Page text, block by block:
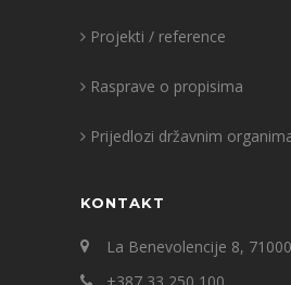
Projekti / reference
Rasprave o propisima
Prijedlozi državnim
KONTAKT
La Benevolencije 8,